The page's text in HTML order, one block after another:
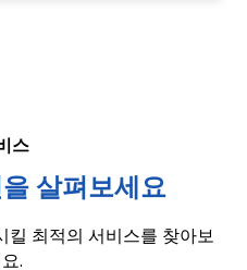
스
살펴보세요
킬 최적의 서비스를 찾아보
.